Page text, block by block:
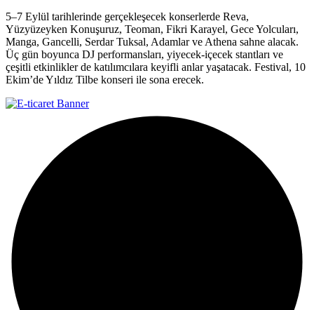
5–7 Eylül tarihlerinde gerçekleşecek konserlerde Reva,
Yüzyüzeyken Konuşuruz, Teoman, Fikri Karayel, Gece Yolcuları,
Manga, Gancelli, Serdar Tuksal, Adamlar ve Athena sahne alacak.
Üç gün boyunca DJ performansları, yiyecek-içecek stantları ve
çeşitli etkinlikler de katılımcılara keyifli anlar yaşatacak. Festival, 10
Ekim’de Yıldız Tilbe konseri ile sona erecek.